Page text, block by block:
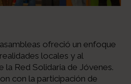
ofreció un enfoque
locales y al
la Red Solidaria de Jóvenes.
con la participación de